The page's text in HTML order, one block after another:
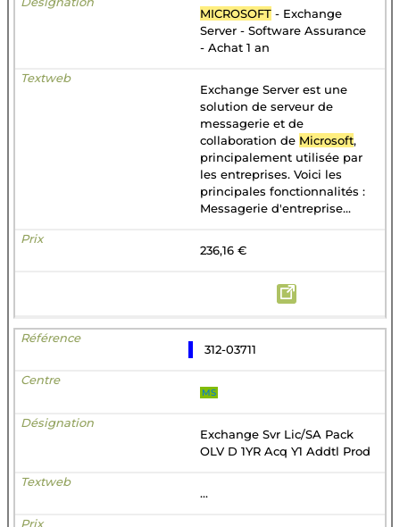
MICROSOFT - Exchange
Server - Software Assurance
- Achat 1 an
Exchange Server est une
solution de serveur de
messagerie et de
collaboration de Microsoft,
principalement utilisée par
les entreprises. Voici les
principales fonctionnalités :
Messagerie d'entreprise...
236,16 €
312-03711
MS
Exchange Svr Lic/SA Pack
OLV D 1YR Acq Y1 Addtl Prod
...